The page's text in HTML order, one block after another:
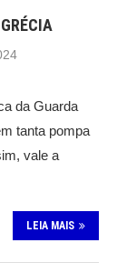
da Guarda
tanta pompa
vale a
LEIA MAIS